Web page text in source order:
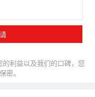
利益以及我们的口碑，您
密。